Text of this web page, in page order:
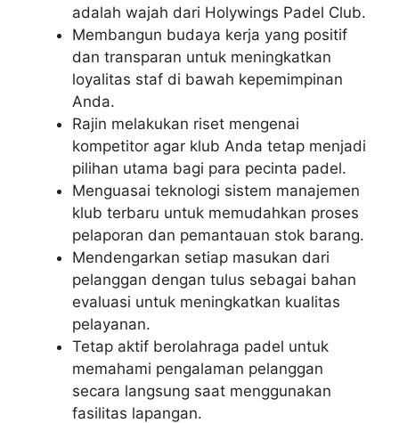
adalah wajah dari Holywings Padel Club.
Membangun budaya kerja yang positif
dan transparan untuk meningkatkan
loyalitas staf di bawah kepemimpinan
Anda.
Rajin melakukan riset mengenai
kompetitor agar klub Anda tetap menjadi
pilihan utama bagi para pecinta padel.
Menguasai teknologi sistem manajemen
klub terbaru untuk memudahkan proses
pelaporan dan pemantauan stok barang.
Mendengarkan setiap masukan dari
pelanggan dengan tulus sebagai bahan
evaluasi untuk meningkatkan kualitas
pelayanan.
Tetap aktif berolahraga padel untuk
memahami pengalaman pelanggan
secara langsung saat menggunakan
fasilitas lapangan.